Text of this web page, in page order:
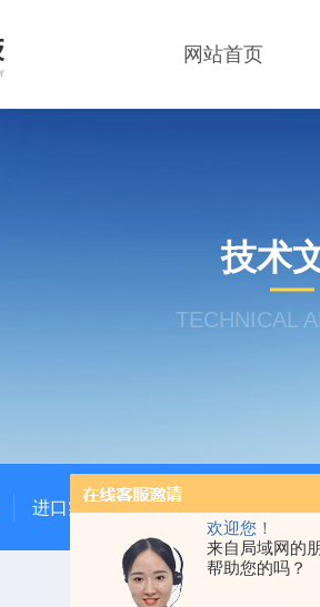
欢迎您！
来自局域网的
帮助您的吗？
网站首页
技术
TECHNICAL
进口实验室纯水机